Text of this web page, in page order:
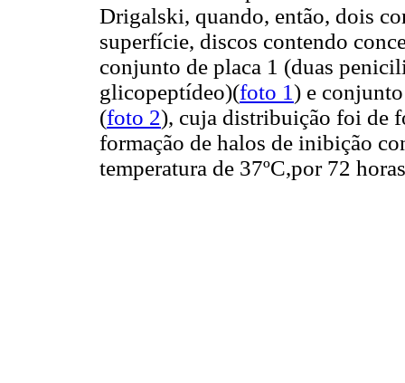
Drigalski, quando, então, dois
superfície, discos contendo
conjunto de placa 1 (duas
glicopeptídeo)(foto 1) e
(foto 2), cuja distribuição foi de
formação de halos de inibição
temperatura de 37ºC,por 72